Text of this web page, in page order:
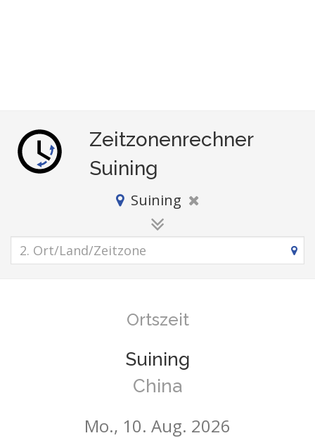
Zeitzonenrechner
Suining
Suining
Ortszeit
Suining
China
Mo., 10. Aug. 2026